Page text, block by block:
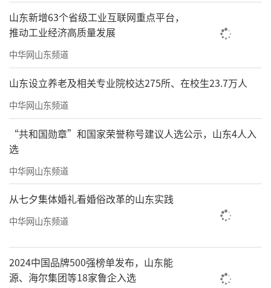
山东新增63个省级工业互联网重点平台，
推动工业经济高质量发展
中华网山东频道
山东设立养老及相关专业院校达275所、在校生23.7万人
中华网山东频道
“共和国勋章”和国家荣誉称号建议人选公示，山东4人入
选
中华网山东频道
从七夕集体婚礼看婚俗改革的山东实践
中华网山东频道
2024中国品牌500强榜单发布，山东能
源、海尔集团等18家鲁企入选